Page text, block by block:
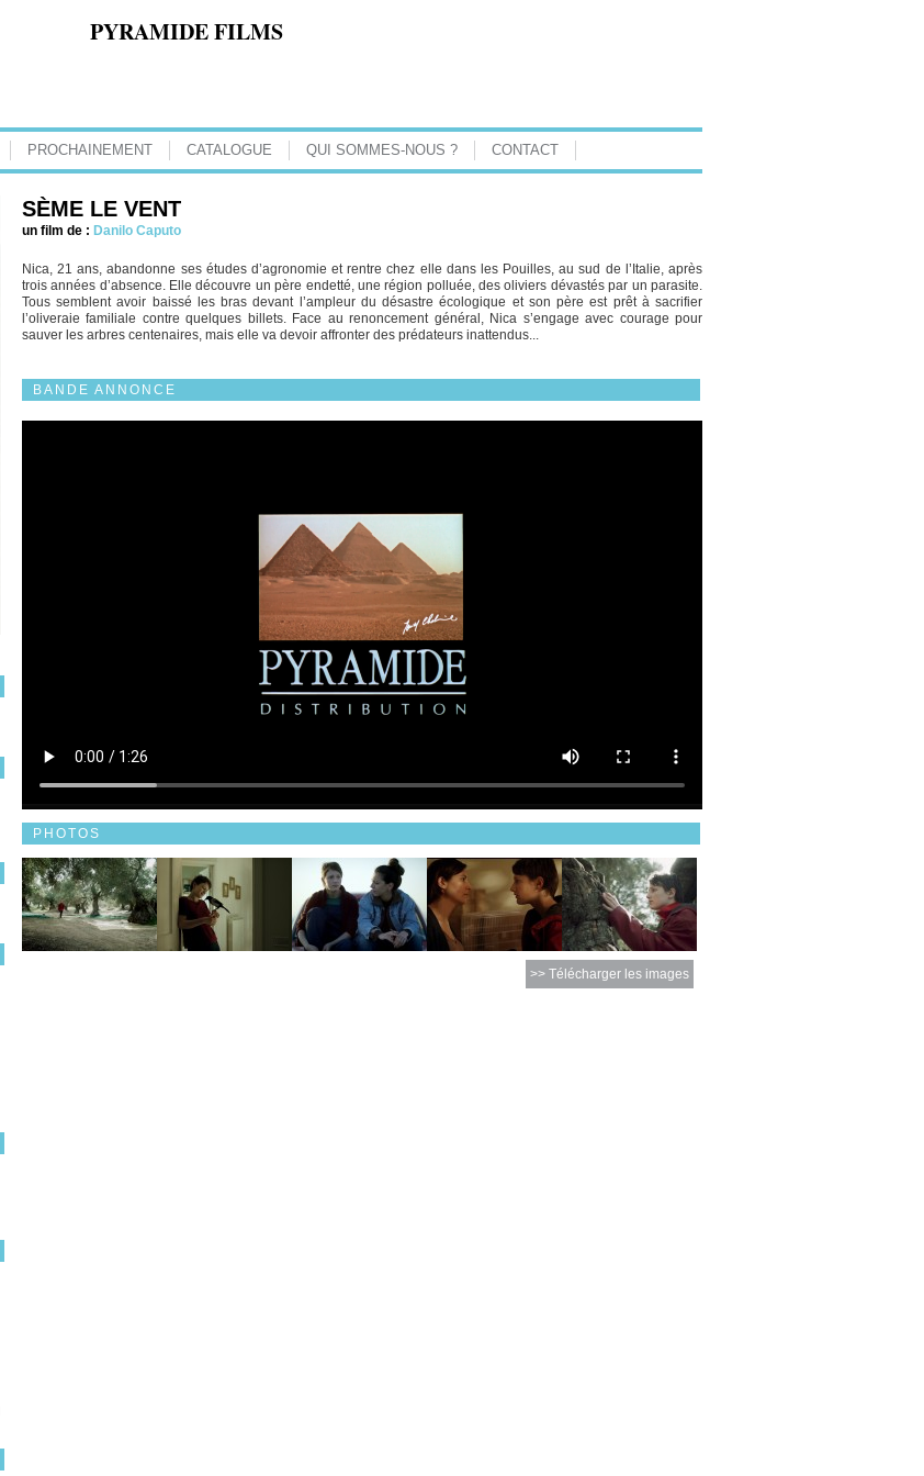
PYRAMIDE FILMS
PROCHAINEMENT CATALOGUE QUI SOMMES-NOUS ? CONTACT
SÈME LE VENT
un film de : Danilo Caputo
Nica, 21 ans, abandonne ses études d’agronomie et rentre chez elle dans les Pouilles, au sud de l’Italie, après
trois années d’absence. Elle découvre un père endetté, une région polluée, des oliviers dévastés par un parasite.
Tous semblent avoir baissé les bras devant l’ampleur du désastre écologique et son père est prêt à sacrifier
l’oliveraie familiale contre quelques billets. Face au renoncement général, Nica s’engage avec courage pour
sauver les arbres centenaires, mais elle va devoir affronter des prédateurs inattendus...
BANDE ANNONCE
PHOTOS
>> Télécharger les images